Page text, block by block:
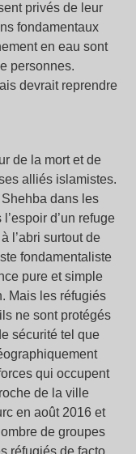
privés de leur
fondamentaux
en eau sont
personnes.
devrait reprendre
de la mort et de
alliés islamistes.
dans les
d’un refuge
l’abri surtout de
fondamentaliste
pure et simple
Mais les réfugiés
ne sont protégés
sécurité tel que
qui occupent
de la ville
en août 2016 et
de groupes